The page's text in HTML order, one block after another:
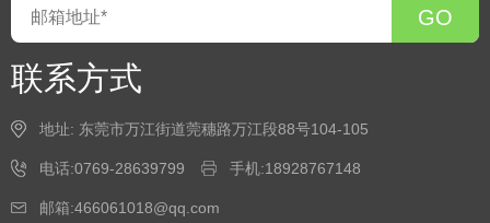
GO
联系方式
地址: 东莞市万江街道莞穗路万江段88号104-105
电话:0769-28639799 手机:18928767148
邮箱:466061018@qq.com